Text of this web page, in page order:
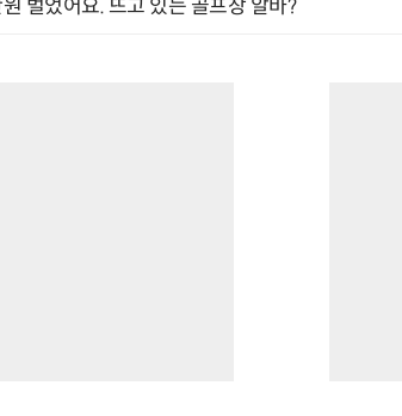
벌었어요. 뜨고 있는 골프장 알바?